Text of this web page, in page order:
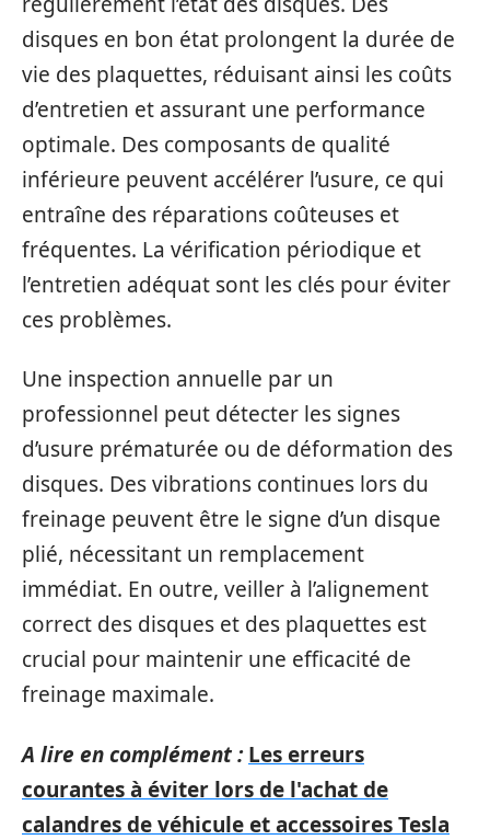
disques en bon état prolongent la durée de
vie des plaquettes, réduisant ainsi les coûts
d’entretien et assurant une performance
optimale. Des composants de qualité
inférieure peuvent accélérer l’usure, ce qui
entraîne des réparations coûteuses et
fréquentes. La vérification périodique et
l’entretien adéquat sont les clés pour éviter
ces problèmes.
Une inspection annuelle par un
professionnel peut détecter les signes
d’usure prématurée ou de déformation des
disques. Des vibrations continues lors du
freinage peuvent être le signe d’un disque
plié, nécessitant un remplacement
immédiat. En outre, veiller à l’alignement
correct des disques et des plaquettes est
crucial pour maintenir une efficacité de
freinage maximale.
A lire en complément : Les erreurs
courantes à éviter lors de l'achat de
calandres de véhicule et accessoires Tesla